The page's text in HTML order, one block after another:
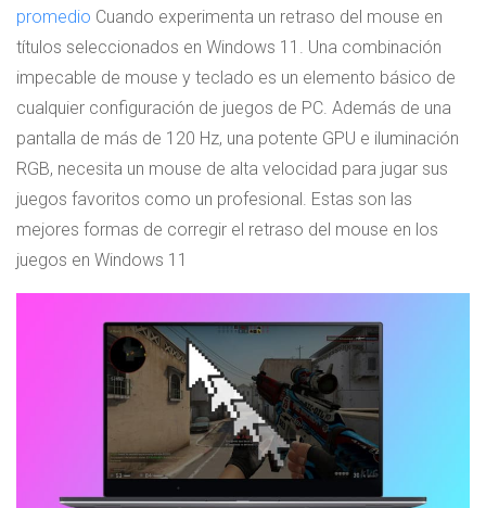
promedio Cuando experimenta un retraso del mouse en
títulos seleccionados en Windows 11. Una combinación
impecable de mouse y teclado es un elemento básico de
cualquier configuración de juegos de PC. Además de una
pantalla de más de 120 Hz, una potente GPU e iluminación
RGB, necesita un mouse de alta velocidad para jugar sus
juegos favoritos como un profesional. Estas son las
mejores formas de corregir el retraso del mouse en los
juegos en Windows 11